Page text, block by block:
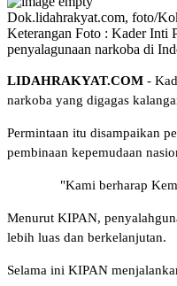
Dok.lidahrakyat.com, foto/
Keterangan Foto : Kader Inti
penyalagunaan narkoba di
LIDAHRAKYAT.COM -
narkoba yang digagas
Permintaan itu disampaikan
pembinaan kepemudaan
"Kami berharap
Menurut KIPAN,
lebih luas dan berkelanjutan.
Selama ini KIPAN